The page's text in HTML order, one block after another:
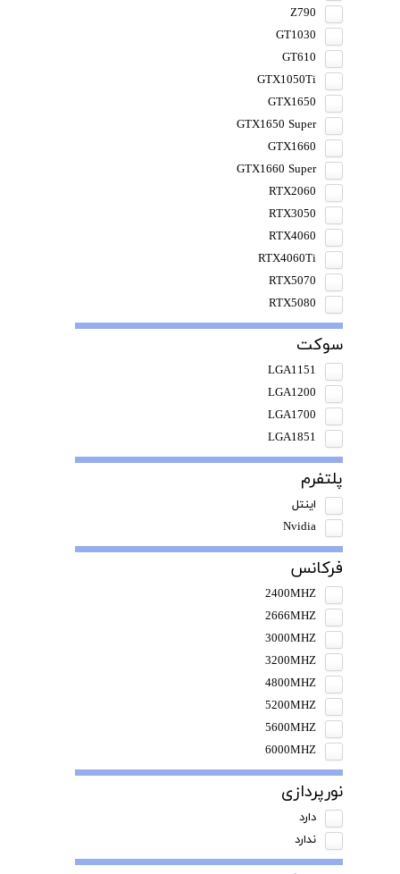
Z790
GT1030
GT610
GTX1050Ti
GTX1650
GTX1650 Super
GTX1660
GTX1660 Super
RTX2060
RTX3050
RTX4060
RTX4060Ti
RTX5070
RTX5080
سوکت
LGA1151
LGA1200
LGA1700
LGA1851
پلتفرم
اینتل
Nvidia
فرکانس
2400MHZ
2666MHZ
3000MHZ
3200MHZ
4800MHZ
5200MHZ
5600MHZ
6000MHZ
نورپردازی
دارد
ندارد